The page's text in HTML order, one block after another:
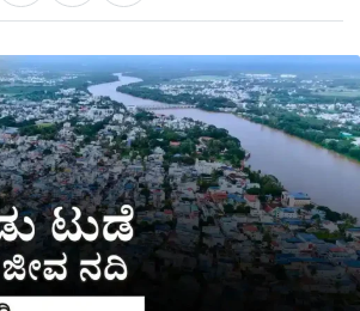
l
e
a
m
ಕ್
h
a
r
e